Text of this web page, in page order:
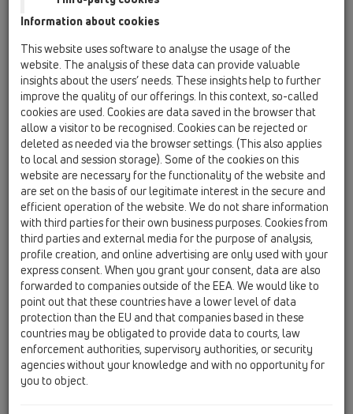
Serie için
HL603/1
11 Çatı Süzgeçleri / Aksanlar / Pipe odour trap /
HL603/1
Koku Önleyici Çek Valf DN110
HL603/5
11 Çatı Süzgeçleri / Aksanlar / Pipe odour trap /
HL603/5
Koku Önleyici Çek Valf DN160
HL01020D
11 Çatı Süzgeçleri / Aksanlar / Içerik / HL01020D
Dudak Conta DN125
HL060.1E
11 Çatı Süzgeçleri / Aksanlar / Içerik / HL060.1E
SuperDrain Yaprak Tutucu
HL062.1E
11 Çatı Süzgeçleri / Aksanlar / Içerik / HL062.1E
Yaprak Tutucu
Information about cookies
This website uses software to analyse the usage of the
website. The analysis of these data can provide valuable
insights about the users’ needs. These insights help to further
improve the quality of our offerings. In this context, so-called
cookies are used. Cookies are data saved in the browser that
allow a visitor to be recognised. Cookies can be rejected or
deleted as needed via the browser settings. (This also applies
to local and session storage). Some of the cookies on this
website are necessary for the functionality of the website and
are set on the basis of our legitimate interest in the secure and
efficient operation of the website. We do not share information
with third parties for their own business purposes. Cookies from
third parties and external media for the purpose of analysis,
profile creation, and online advertising are only used with your
express consent. When you grant your consent, data are also
forwarded to companies outside of the EEA. We would like to
point out that these countries have a lower level of data
protection than the EU and that companies based in these
countries may be obligated to provide data to courts, law
enforcement authorities, supervisory authorities, or security
agencies without your knowledge and with no opportunity for
you to object.